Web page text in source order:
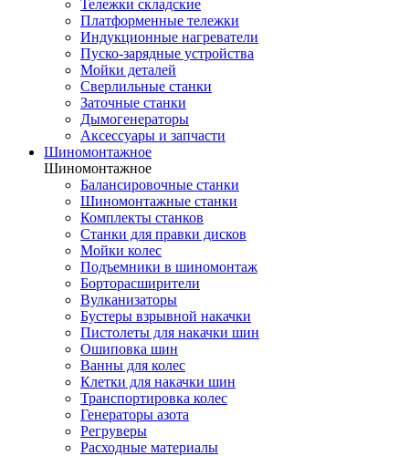
Тележки складские
Платформенные тележки
Индукционные нагреватели
Пуско-зарядные устройства
Мойки деталей
Сверлильные станки
Заточные станки
Дымогенераторы
Аксессуары и запчасти
Шиномонтажное
Шиномонтажное
Балансировочные станки
Шиномонтажные станки
Комплекты станков
Станки для правки дисков
Мойки колес
Подъемники в шиномонтаж
Борторасширители
Вулканизаторы
Бустеры взрывной накачки
Пистолеты для накачки шин
Ошиповка шин
Ванны для колес
Клетки для накачки шин
Транспортировка колес
Генераторы азота
Регруверы
Расходные материалы